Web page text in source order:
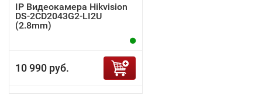
IP Видеокамера Hikvision
DS-2CD2043G2-LI2U
(2.8mm)
10 990 руб.